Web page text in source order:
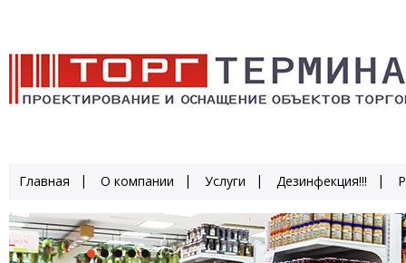
Главная О компании Услуги Дезинфекция!!!